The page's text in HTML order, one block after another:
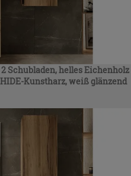
Schubladen, helles Eichenholz
Kunstharz, weiß glänzend